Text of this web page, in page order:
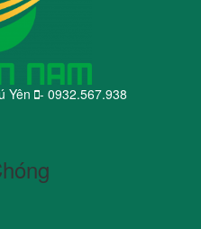
Yên - 0932.567.938